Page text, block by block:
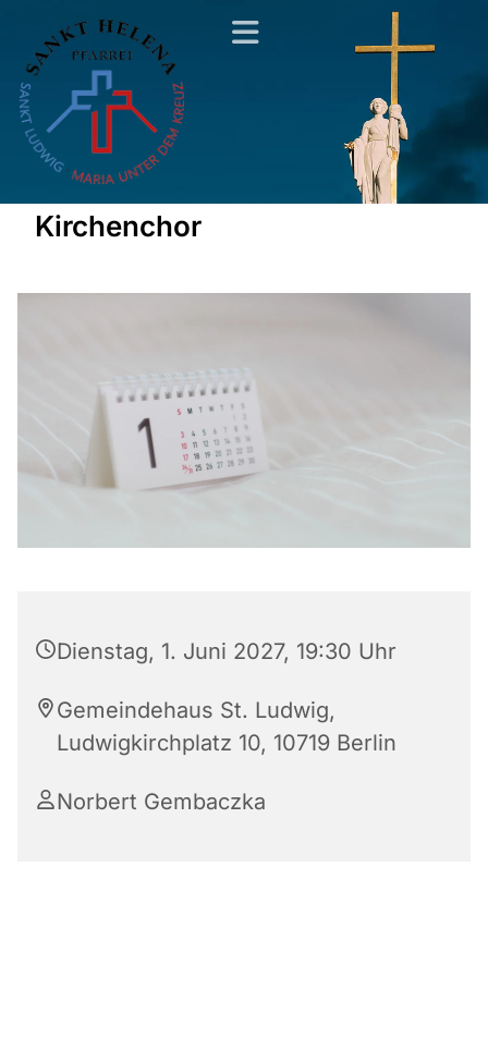
Kirchenchor
Dienstag, 1. Juni 2027, 19:30 Uhr
Gemeindehaus St. Ludwig,
Ludwigkirchplatz 10, 10719 Berlin
Norbert Gembaczka